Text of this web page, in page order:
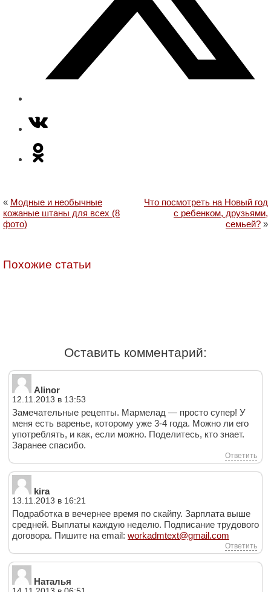
« Модные и необычные
кожаные штаны для всех (8
фото)
Что посмотреть на Новый год
с ребенком, друзьями,
семьей? »
Похожие статьи
Оставить комментарий:
Alinor
12.11.2013 в 13:53
Замечательные рецепты. Мармелад — просто супер! У
меня есть варенье, которому уже 3-4 года. Можно ли его
употреблять, и как, если можно. Поделитесь, кто знает.
Заранее спасибо.
Ответить
kira
13.11.2013 в 16:21
Подработка в вечернее время по скайпу. Зарплата выше
средней. Выплаты каждую неделю. Подписание трудового
договора. Пишите на email: workadmtext@gmail.com
Ответить
Наталья